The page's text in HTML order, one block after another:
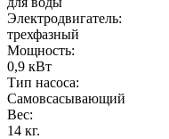
Электродвигатель:
трехфазный
Мощность:
0,9 кВт
Тип насоса:
Самовсасывающий
Вес:
14 кг.